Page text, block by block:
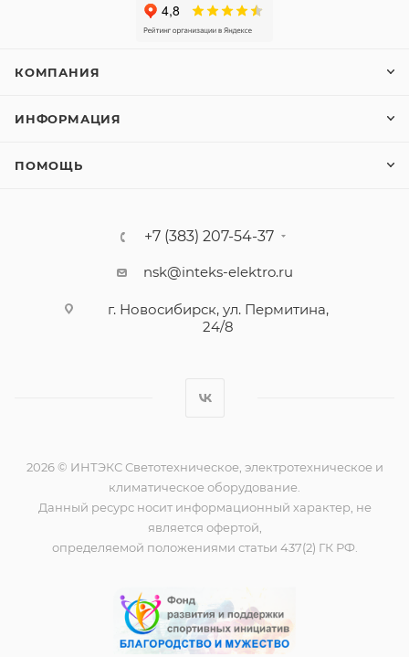
КОМПАНИЯ
ИНФОРМАЦИЯ
ПОМОЩЬ
+7 (383) 207-54-37
nsk@inteks-elektro.ru
г. Новосибирск, ул. Пермитина,
24/8
2026 © ИНТЭКС Светотехническое, электротехническое и
климатическое оборудование.
Данный ресурс носит информационный характер, не
является офертой,
определяемой положениями статьи 437(2) ГК РФ.